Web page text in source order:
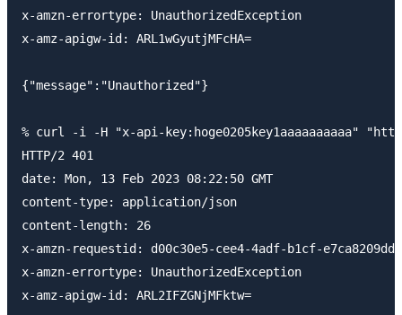
x-amzn-errortype: UnauthorizedException
x-amz-apigw-id: ARL1wGyutjMFcHA=
{"message":"Unauthorized"}
% curl -i -H "x-api-key:hoge0205key1aaaaaaaaaa"
HTTP/2 401
date: Mon, 13 Feb 2023 08:22:50 GMT
content-type: application/json
content-length: 26
x-amzn-requestid: d00c30e5-cee4-4adf-b1cf-
x-amzn-errortype: UnauthorizedException
x-amz-apigw-id: ARL2IFZGNjMFktw=